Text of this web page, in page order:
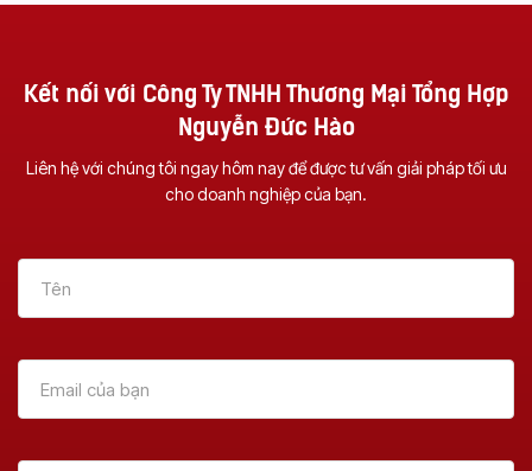
Kết nối với Công Ty TNHH Thương Mại Tổng Hợp
Nguyễn Đức Hào
Liên hệ với chúng tôi ngay hôm nay để được tư vấn giải pháp tối ưu
cho doanh nghiệp của bạn.